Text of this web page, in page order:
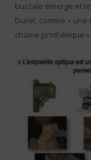
buccale émerge et
Duret, comme «
chaine prothétique ».